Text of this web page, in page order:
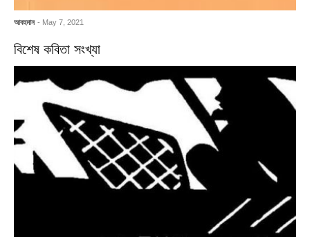
আবহমান - May 7, 2021
বিশেষ কবিতা সংখ্যা